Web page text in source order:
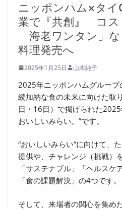
ニッポンハム×タ
業で『共創』 コス
「海老ワンタン」
料理発売へ
2025年1月25日 山本純子
2025年ニッポンハムグルー
続加納な食の未来に向けた取
日・16日）で掲げられた2025
おいしいみらい。”です。
“おいしいみらい”に向けて、
提供や、チャレンジ（挑戦）
「サステナブル」「ヘルスケ
「食の課題解決」の4つです。
そして、来場者の関心を集め